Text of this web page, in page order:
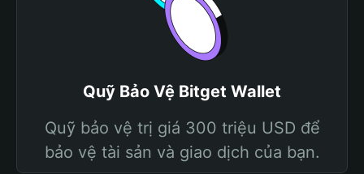
Quỹ Bảo Vệ Bitget Wallet
Quỹ bảo vệ trị giá 300 triệu USD để
bảo vệ tài sản và giao dịch của bạn.